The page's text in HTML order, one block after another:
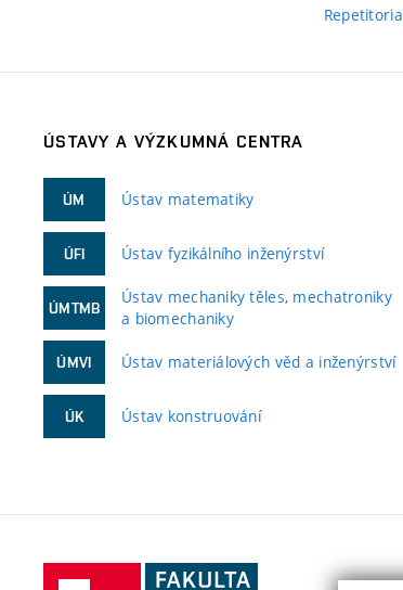
Repetitoria
ÚSTAVY A VÝZKUMNÁ CENTRA
ÚM Ústav matematiky
ÚFI Ústav fyzikálního inženýrství
ÚMTMB
Ústav mechaniky těles, mechatroniky
a biomechaniky
ÚMVI Ústav materiálových věd a inženýrství
ÚK Ústav konstruování
Fakulta